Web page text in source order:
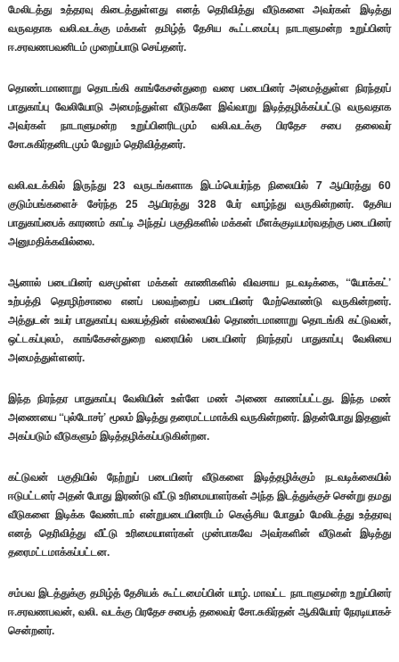
மேலிடத்து உத்தரவு கிடைத்துள்ளது எனத் தெரிவித்து வீடுகளை அவர்கள் இடித்து
வருவதாக வலி.வடக்கு மக்கள் தமிழ்த் தேசிய கூட்டமைப்பு நாடாளுமன்ற உறுப்பினர்
ஈ.சரவணபவனிடம் முறைப்பாடு செய்தனர்.
தொண்டமானாறு தொடங்கி காங்கேசன்துறை வரை படையினர் அமைத்துள்ள நிரந்தரப்
பாதுகாப்பு வேலியோடு அமைந்துள்ள வீடுகளே இவ்வாறு இடித்தழிக்கப்பட்டு வருவதாக
அவர்கள் நாடாளுமன்ற உறுப்பினரிடமும் வலி.வடக்கு பிரதேச சபை தலைவர்
சோ.சுகிர்தனிடமும் மேலும் தெரிவித்தனர்.
வலி.வடக்கில் இருந்து 23 வருடங்களாக இடம்பெயர்ந்த நிலையில் 7 ஆயிரத்து 60
குடும்பங்களைச் சேர்ந்த 25 ஆயிரத்து 328 பேர் வாழ்ந்து வருகின்றனர். தேசிய
பாதுகாப்பைக் காரணம் காட்டி அந்தப் பகுதிகளில் மக்கள் மீளக்குடியமர்வதற்கு படையினர்
அனுமதிக்கவில்லை.
ஆனால் படையினர் வசமுள்ள மக்கள் காணிகளில் விவசாய நடவடிக்கை, “யோக்கட்’
உற்பத்தி தொழிற்சாலை எனப் பலவற்றைப் படையினர் மேற்கொண்டு வருகின்றனர்.
அத்துடன் உயர் பாதுகாப்பு வலயத்தின் எல்லையில் தொண்டமானாறு தொடங்கி கட்டுவன்,
ஒட்டகப்புலம், காங்கேசன்துறை வரையில் படையினர் நிரந்தரப் பாதுகாப்பு வேலியை
அமைத்துள்ளனர்.
இந்த நிரந்தர பாதுகாப்பு வேலியின் உள்ளே மண் அணை காணப்பட்டது. இந்த மண்
அணையை “புல்டோசர்’ மூலம் இடித்து தரைமட்டமாக்கி வருகின்றனர். இதன்போது இதனுள்
அகப்படும் வீடுகளும் இடித்தழிக்கப்படுகின்றன.
கட்டுவன் பகுதியில் நேற்றுப் படையினர் வீடுகளை இடித்தழிக்கும் நடவடிக்கையில்
ஈடுபட்டனர் அதன் போது இரண்டு வீட்டு உரிமையாளர்கள் அந்த இடத்துக்குச் சென்று தமது
வீடுகளை இடிக்க வேண்டாம் என்றுபடையினரிடம் கெஞ்சிய போதும் மேலிடத்து உத்தரவு
எனத் தெரிவித்து வீட்டு உரிமையாளர்கள் முன்பாகவே அவர்களின் வீடுகள் இடித்து
தரைமட்டமாக்கப்பட்டன.
சம்பவ இடத்துக்கு தமிழ்த் தேசியக் கூட்டமைப்பின் யாழ். மாவட்ட நாடாளுமன்ற உறுப்பினர்
ஈ.சரவணபவன், வலி. வடக்கு பிரதேச சபைத் தலைவர் சோ.சுகிர்தன் ஆகியோர் நேரடியாகச்
சென்றனர்.